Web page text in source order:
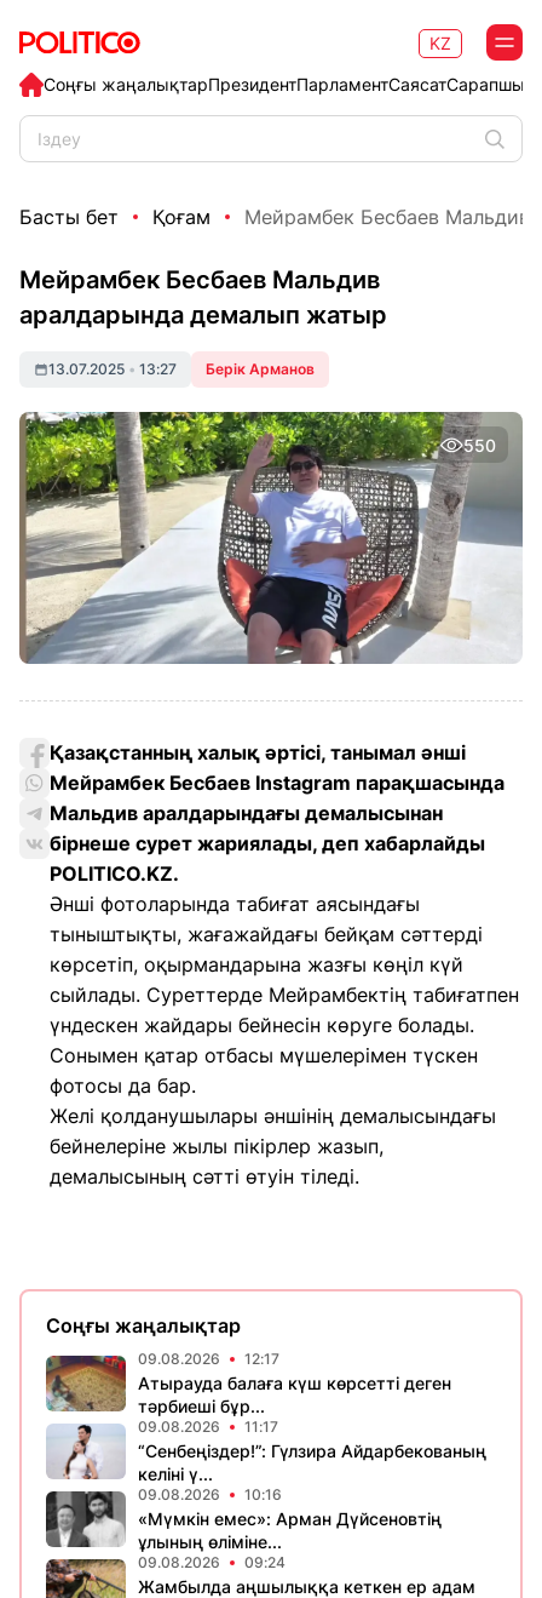
Соңғы жаңалықтарПрезидентПарламентСаясат
KZ
Басты бет Қоғам Мейрамбек Бесбаев Мальдив
Мейрамбек Бесбаев Мальдив
аралдарында демалып жатыр
13.07.2025 • 13:27 Берік Арманов
550
Қазақстанның халық әртісі, танымал әнші
Мейрамбек Бесбаев Instagram парақшасында
Мальдив аралдарындағы демалысынан
бірнеше сурет жариялады, деп хабарлайды
POLITICO.KZ.
Әнші фотоларында табиғат аясындағы
тыныштықты, жағажайдағы бейқам сәттерді
көрсетіп, оқырмандарына жазғы көңіл күй
сыйлады. Суреттерде Мейрамбектің табиғатпен
үндескен жайдары бейнесін көруге болады.
Сонымен қатар отбасы мүшелерімен түскен
фотосы да бар.
Желі қолданушылары әншінің демалысындағы
бейнелеріне жылы пікірлер жазып,
демалысының сәтті өтуін тіледі.
Соңғы жаңалықтар
09.08.2026 12:17
Атырауда балаға күш көрсетті деген
тәрбиеші бұр...
09.08.2026 11:17
“Сенбеңіздер!”: Гүлзира Айдарбекованың
келіні ү...
09.08.2026 10:16
«Мүмкін емес»: Арман Дүйсеновтің
ұлының өліміне...
09.08.2026 09:24
Жамбылда аңшылыққа кеткен ер адам